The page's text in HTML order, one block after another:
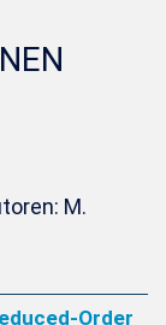
M.
Order